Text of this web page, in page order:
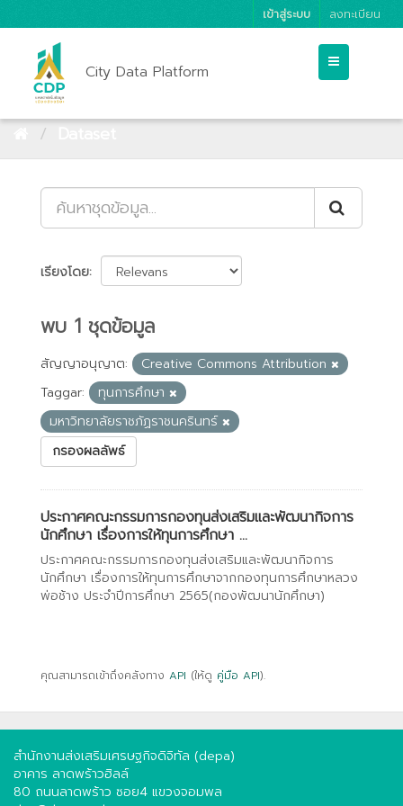
เข้าสู่ระบบ ลงทะเบียน
City Data Platform
เรียงโดย
พบ 1 ชุดข้อมูล
สัญญาอนุญาต:
Creative Commons Attribution
Taggar:
ทุนการศึกษา
มหาวิทยาลัยราชภัฏราชนครินทร์
กรองผลลัพธ์
ประกาศคณะกรรมการกองทุนส่งเสริมและพัฒนากิจการ
นักศึกษา เรื่องการให้ทุนการศึกษา ...
ประกาศคณะกรรมการกองทุนส่งเสริมและพัฒนากิจการ
นักศึกษา เรื่องการให้ทุนการศึกษาจากกองทุนการศึกษาหลวง
พ่อช้าง ประจำปีการศึกษา 2565(กองพัฒนานักศึกษา)
คุณสามารถเข้าถึงคลังทาง API (ให้ดู คู่มือ API).
สำนักงานส่งเสริมเศรษฐกิจดิจิทัล (depa)
อาคาร ลาดพร้าวฮิลล์
80 ถนนลาดพร้าว ซอย4 แขวงจอมพล